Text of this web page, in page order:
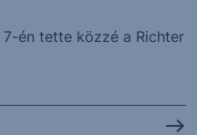
én tette közzé a Richter